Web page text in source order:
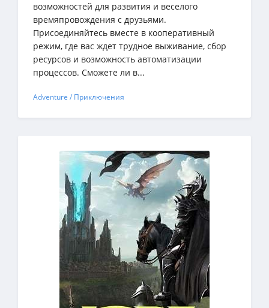
возможностей для развития и веселого
времяпровождения с друзьями.
Присоединяйтесь вместе в кооперативный
режим, где вас ждет трудное выживание, сбор
ресурсов и возможность автоматизации
процессов. Сможете ли в...
Adventure / Приключения